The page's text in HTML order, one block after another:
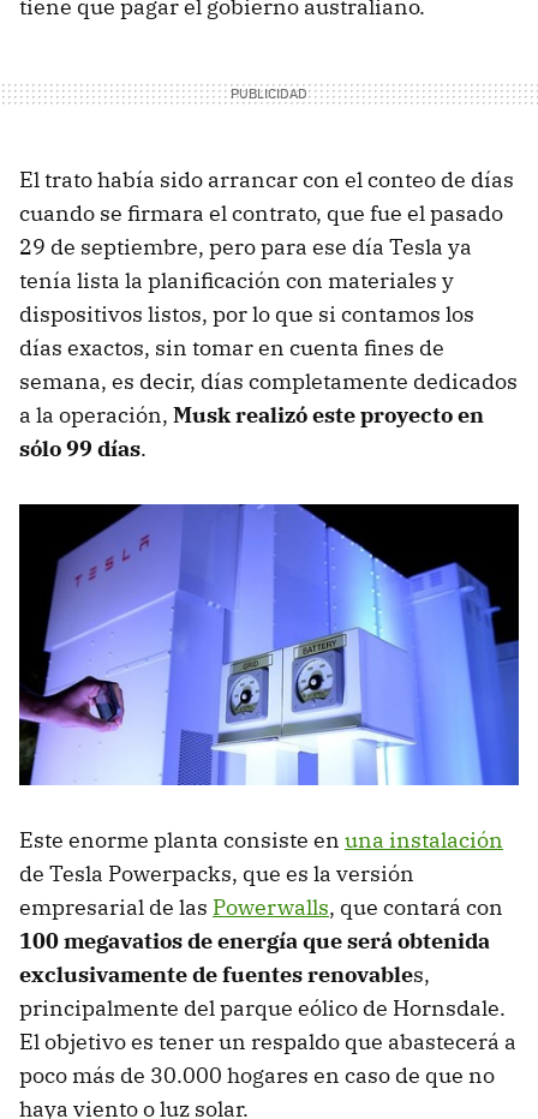
tiene que pagar el gobierno australiano.
El trato había sido arrancar con el conteo de días
cuando se firmara el contrato, que fue el pasado
29 de septiembre, pero para ese día Tesla ya
tenía lista la planificación con materiales y
dispositivos listos, por lo que si contamos los
días exactos, sin tomar en cuenta fines de
semana, es decir, días completamente dedicados
a la operación, Musk realizó este proyecto en
sólo 99 días.
Este enorme planta consiste en una instalación
de Tesla Powerpacks, que es la versión
empresarial de las Powerwalls, que contará con
100 megavatios de energía que será obtenida
exclusivamente de fuentes renovables,
principalmente del parque eólico de Hornsdale.
El objetivo es tener un respaldo que abastecerá a
poco más de 30.000 hogares en caso de que no
haya viento o luz solar.